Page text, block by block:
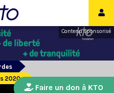
Contenu sponsorisé
2020
Faire un don à KTO